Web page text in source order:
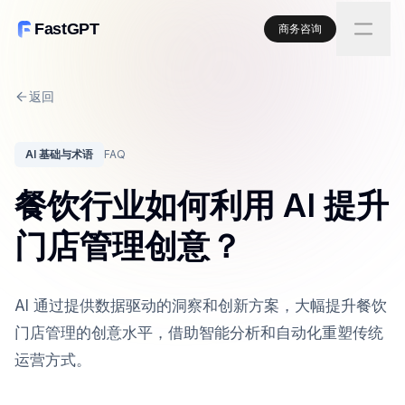
FastGPT 商务咨询
返回
AI 基础与术语 FAQ
餐饮行业如何利用 AI 提升
门店管理创意？
AI 通过提供数据驱动的洞察和创新方案，大幅提升餐饮
门店管理的创意水平，借助智能分析和自动化重塑传统
运营方式。